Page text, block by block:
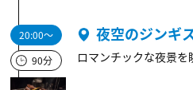
20:00～
90分
夜空のジンギ
ロマンチックな夜景を